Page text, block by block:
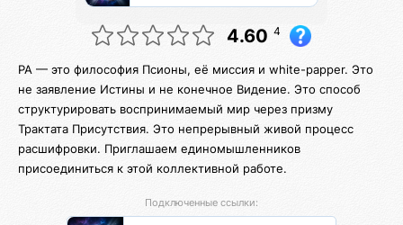
4.60 4
РА — это философия Псионы, её миссия и white-papper. Это
не заявление Истины и не конечное Видение. Это способ
структурировать воспринимаемый мир через призму
Трактата Присутствия. Это непрерывный живой процесс
расшифровки. Приглашаем единомышленников
присоединиться к этой коллективной работе.
Подключенные ссылки: